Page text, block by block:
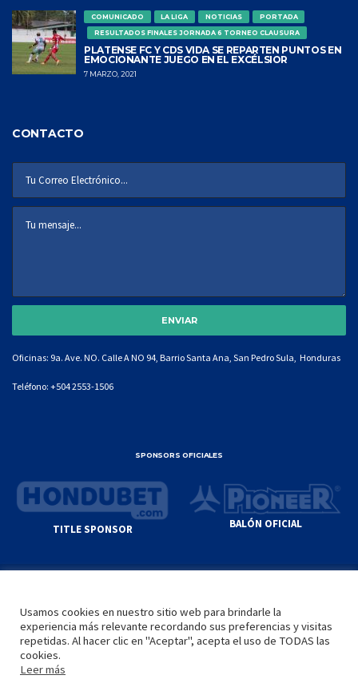
COMUNICADO LA LIGA NOTICIAS
PORTADA
RESULTADOS FINALES JORNADA 6 TORNEO CLAUSURA
PLATENSE FC Y CDS VIDA SE REPARTEN PUNTOS EN
EMOCIONANTE JUEGO EN EL EXCÉLSIOR
7 MARZO, 2021
CONTACTO
Oficinas: 9a. Ave. NO. Calle A NO 94, Barrio Santa Ana, San Pedro Sula, Honduras
Teléfono: +504 2553-1506
SPONSORS OFICIALES
TITLE SPONSOR BALÓN OFICIAL
YOUTUBE TERMS OF SERVICE
PRIVACY POLICY
POLÍTICA DE PRIVACIDAD
INICIO
Usamos cookies en nuestro sitio web para brindarle la
experiencia más relevante recordando sus preferencias y visitas
repetidas. Al hacer clic en "Aceptar", acepta el uso de TODAS las
cookies.
Leer más